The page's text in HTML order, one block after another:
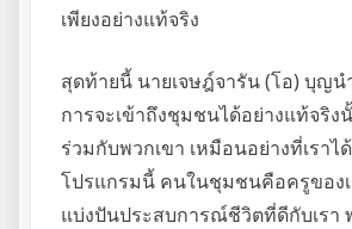
เพียงอย่างแท้จริง
สุดท้ายนี้ นายเจษฎ์จารัน (โอ) บุญน
การจะเข้าถึงชุมชนได้อย่างแท้จริง
ร่วมกับพวกเขา เหมือนอย่างที่เราไ
โปรแกรมนี้ คนในชุมชนคือครูของ
แบ่งปันประสบการณ์ชีวิตที่ดีกับเรา